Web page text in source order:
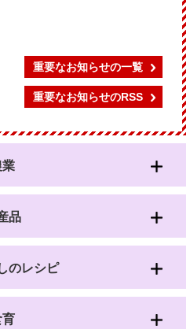
重要なお知らせの一覧
重要なお知らせのRSS
業
品
のレシピ
育